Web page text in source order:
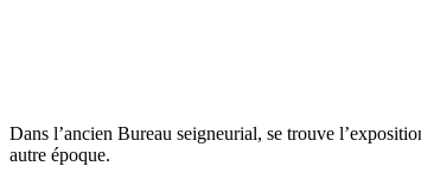
Dans l’ancien Bureau seigneurial, se trouve
autre époque.